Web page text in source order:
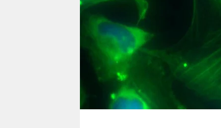
veranstaltungen
shop
fragen & hilfe
unterstützen
genossenschaft